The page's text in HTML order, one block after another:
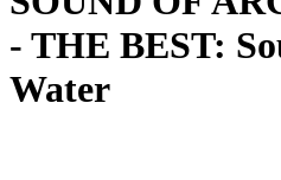
- THE BEST:
Water